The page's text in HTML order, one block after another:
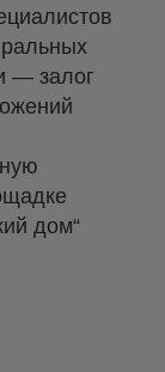
— залог
дом“